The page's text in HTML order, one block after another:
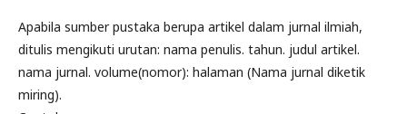
Apabila sumber pustaka berupa artikel dalam jurnal ilmiah,
ditulis mengikuti urutan: nama penulis. tahun. judul artikel.
nama jurnal. volume(nomor): halaman (Nama jurnal diketik
miring).